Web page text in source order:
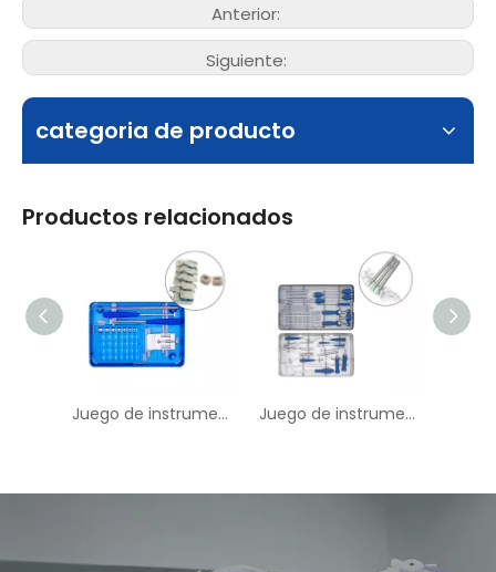
Anterior:
Siguiente:
categoria de producto
Productos relacionados
Juego de instrumentos Peek Cervical Cage-I Juego de instrumentos para tornillos pediátricos mínimamente invasivos